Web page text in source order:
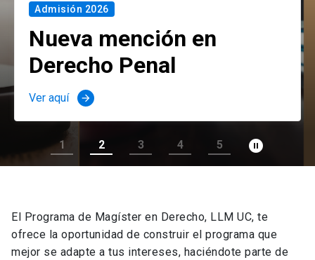
Admisión 2026
Nueva mención en
Derecho Penal
Ver aquí arrow_forward
1 2 3 4 5 pause_circle_filled
El Programa de Magíster en Derecho, LLM UC, te
ofrece la oportunidad de construir el programa que
mejor se adapte a tus intereses, haciéndote parte de